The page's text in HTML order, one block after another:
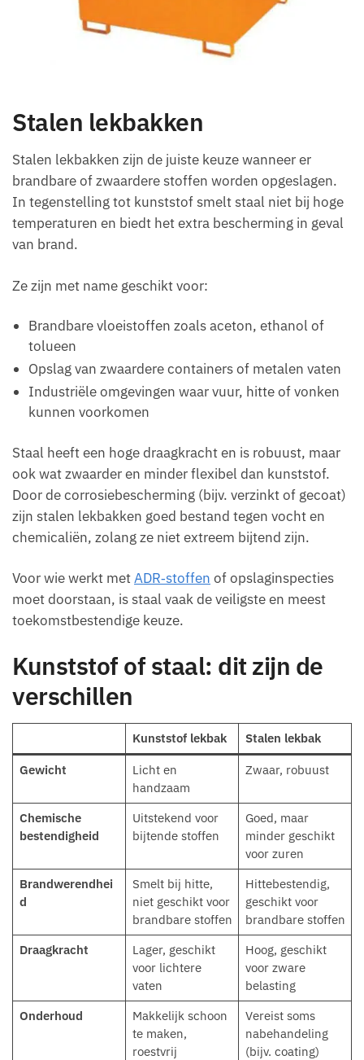
Stalen lekbakken
Stalen lekbakken zijn de juiste keuze wanneer er
brandbare of zwaardere stoffen worden opgeslagen.
In tegenstelling tot kunststof smelt staal niet bij hoge
temperaturen en biedt het extra bescherming in geval
van brand.
Ze zijn met name geschikt voor:
Brandbare vloeistoffen zoals aceton, ethanol of
tolueen
Opslag van zwaardere containers of metalen vaten
Industriële omgevingen waar vuur, hitte of vonken
kunnen voorkomen
Staal heeft een hoge draagkracht en is robuust, maar
ook wat zwaarder en minder flexibel dan kunststof.
Door de corrosiebescherming (bijv. verzinkt of gecoat)
zijn stalen lekbakken goed bestand tegen vocht en
chemicaliën, zolang ze niet extreem bijtend zijn.
Voor wie werkt metADR‑stoffen of opslaginspecties
moet doorstaan, is staal vaak de veiligste en meest
toekomstbestendige keuze.
Kunststof of staal: dit zijn de
verschillen
Kunststof lekbak Stalen lekbak
Gewicht
Licht en
handzaam
Zwaar, robuust
Chemische
bestendigheid
Uitstekend voor
bijtende stoffen
Goed, maar
minder geschikt
voor zuren
Brandwerendhei
d
Smelt bij hitte,
niet geschikt voor
brandbare stoffen
Hittebestendig,
geschikt voor
brandbare stoffen
Draagkracht
Lager, geschikt
voor lichtere
vaten
Hoog, geschikt
voor zware
belasting
Onderhoud
Makkelijk schoon
te maken,
roestvrij
Vereist soms
nabehandeling
(bijv. coating)